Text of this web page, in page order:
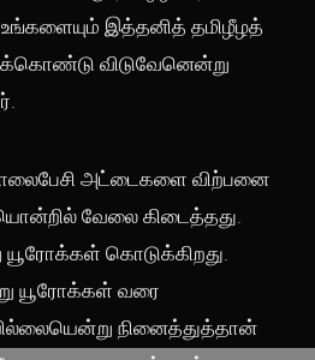
உங்களையும் இத்தனித் தமிழீழத்
விடுவேனென்று
அட்டைகளை விற்பனை
வேலை கிடைத்தது.
யூரோக்கள் கொடுக்கிறது.
யூரோக்கள் வரை
நினைத்துத்தான்